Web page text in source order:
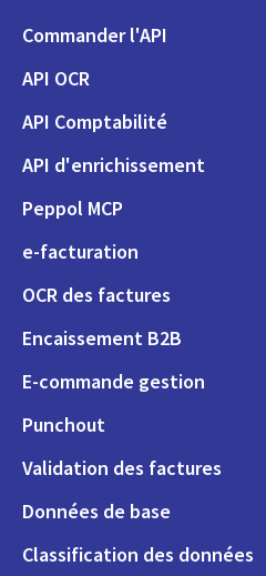
Commander l'API
API OCR
API Comptabilité
API d'enrichissement
Peppol MCP
e-facturation
OCR des factures
Encaissement B2B
E-commande gestion
Punchout
Validation des factures
Données de base
Classification des données